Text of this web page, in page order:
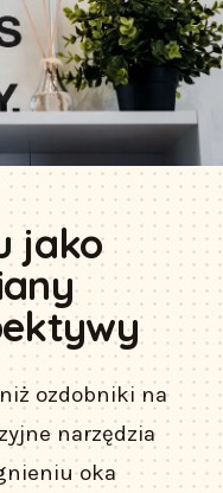
jako
ozdobniki na
narzędzia
oka